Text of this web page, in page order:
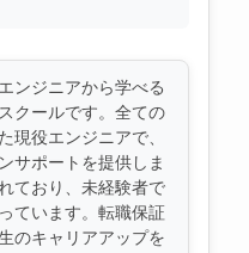
ンジニアから学べる
クールです。全ての
現役エンジニアで、
サポートを提供しま
ており、未経験者で
ています。転職保証
のキャリアアップを